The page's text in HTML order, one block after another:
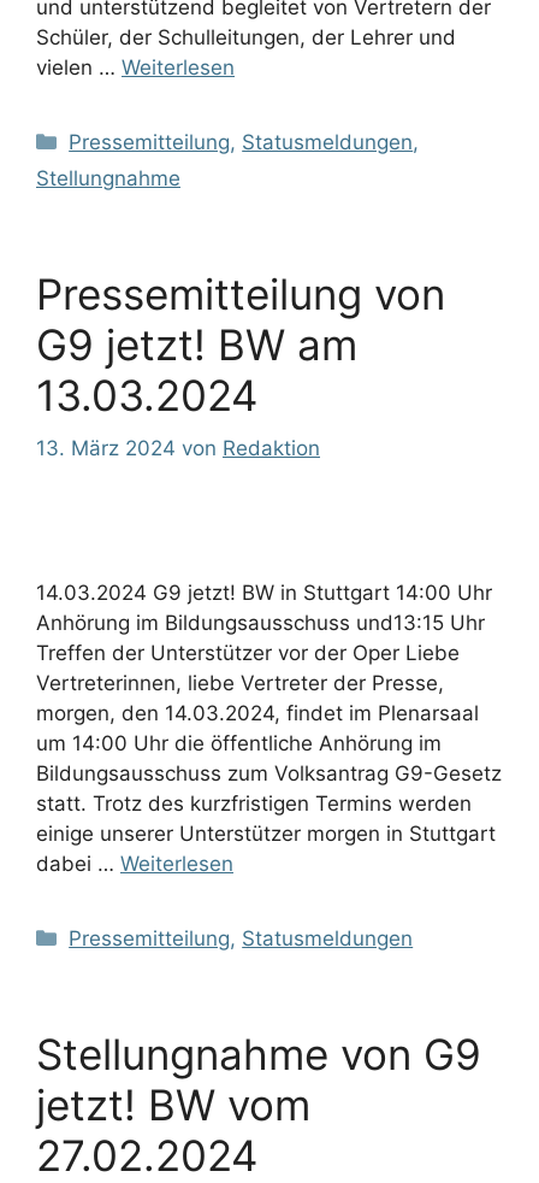
und unterstützend begleitet von Vertretern der
Schüler, der Schulleitungen, der Lehrer und
vielen … Weiterlesen
Kategorien
Pressemitteilung, Statusmeldungen,
Stellungnahme
Pressemitteilung von
G9 jetzt! BW am
13.03.2024
13. März 2024 von Redaktion
14.03.2024 G9 jetzt! BW in Stuttgart 14:00 Uhr
Anhörung im Bildungsausschuss und13:15 Uhr
Treffen der Unterstützer vor der Oper Liebe
Vertreterinnen, liebe Vertreter der Presse,
morgen, den 14.03.2024, findet im Plenarsaal
um 14:00 Uhr die öffentliche Anhörung im
Bildungsausschuss zum Volksantrag G9-Gesetz
statt. Trotz des kurzfristigen Termins werden
einige unserer Unterstützer morgen in Stuttgart
dabei … Weiterlesen
Kategorien
Pressemitteilung, Statusmeldungen
Stellungnahme von G9
jetzt! BW vom
27.02.2024